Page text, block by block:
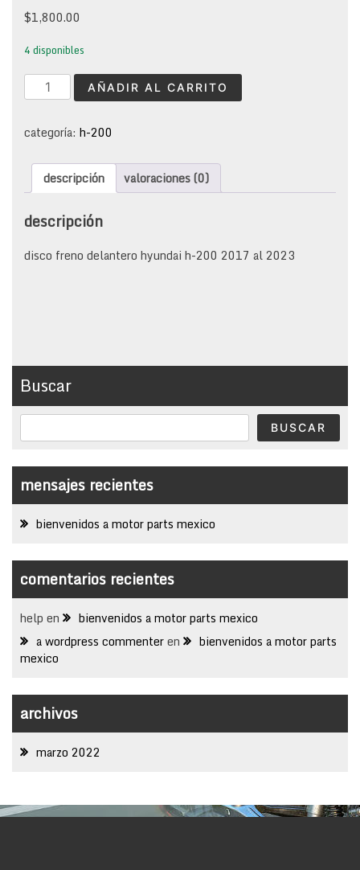
$1,800.00
4 disponibles
51761-
5m700
AÑADIR AL CARRITO
categoría: h-200
descripción valoraciones (0)
descripción
disco freno delantero hyundai h-200 2017 al 2023
Buscar
BUSCAR
mensajes recientes
bienvenidos a motor parts mexico
comentarios recientes
help en
bienvenidos a motor parts mexico
a wordpress commenteren
bienvenidos a motor parts
mexico
archivos
marzo 2022